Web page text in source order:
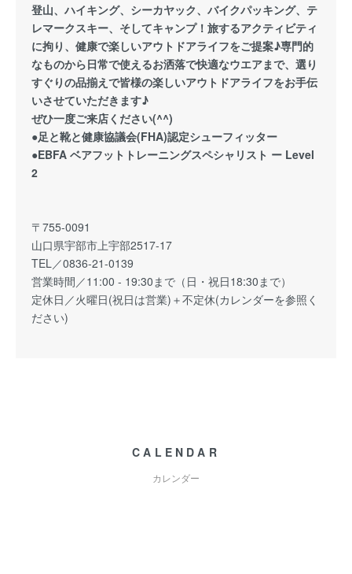
登山、ハイキング、シーカヤック、バイクパッキング、テ
レマークスキー、そしてキャンプ！旅するアクティビティ
に拘り、健康で楽しいアウトドアライフをご提案♪専門的
なものから日常で使えるお洒落で快適なウエアまで、選り
すぐりの品揃えで皆様の楽しいアウトドアライフをお手伝
いさせていただきます♪
ぜひ一度ご来店ください(^^)
●足と靴と健康協議会(FHA)認定シューフィッター
●EBFA ベアフットトレーニングスペシャリスト ー Level
2
〒755-0091
山口県宇部市上宇部2517-17
TEL／0836-21-0139
営業時間／11:00 - 19:30まで（日・祝日18:30まで）
定休日／火曜日(祝日は営業)＋不定休(カレンダーを参照く
ださい)
CALENDAR
カレンダー